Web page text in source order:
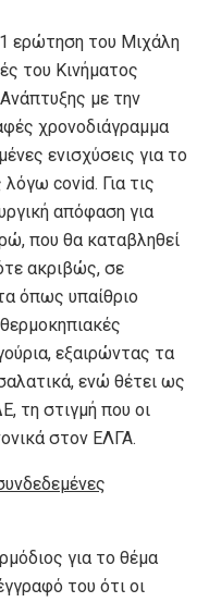
ερώτηση του Μιχάλη
του Κινήματος
με την
χρονοδιάγραμμα
ενισχύσεις για το
λόγω covid. Για τις
απόφαση για
που θα καταβληθεί
ακριβώς, σε
όπως υπαίθριο
εξαιρώντας τα
ενώ θέτει ως
τη στιγμή που οι
στον ΕΛΓΑ.
για το θέμα
του ότι οι